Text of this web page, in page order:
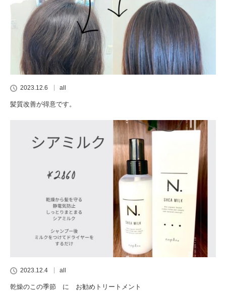
2023.12.6 all
髪質改善が得意です。
2023.12.4 all
乾燥のこの季節 に お勧めトリートメント